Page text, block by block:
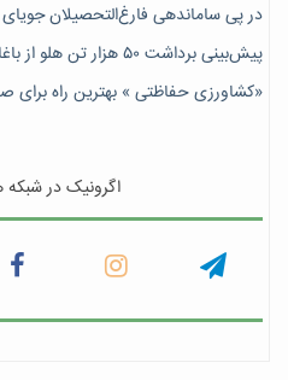
در پی ساماندهی فارغ‌التحصیلان
پیش‎‌بینی برداشت ۵۰ هزار تن هلو از باغات چهارمحال و بختیاری
«کشاورزی حفاظتی » بهترین راه برای
اگرونیک در